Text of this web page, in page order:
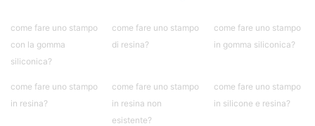
Applicazioni di Epossidici Colle epossidiche
Mastice epossidico Adesivo epossidico
contro Epossidica Colla epossidica plastica See
all articles →
come fare uno stampo
con la gomma
siliconica?
come fare uno stampo
di resina?
come fare uno stampo
in gomma siliconica?
come fare uno stampo
in resina?
come fare uno stampo
in resina non
esistente?
come fare uno stampo
in silicone e resina?